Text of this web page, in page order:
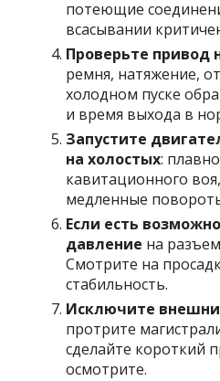
потеющие
всасывании
Проверьте привод
ремня, натяжение,
холодном пуске
и время выхода в
Запустите
на холостых:
кавитационного
медленные
Если есть
давление на
Смотрите на
стабильность.
Исключите
протрите
сделайте короткий
осмотрите.